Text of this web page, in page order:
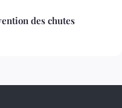
des chutes